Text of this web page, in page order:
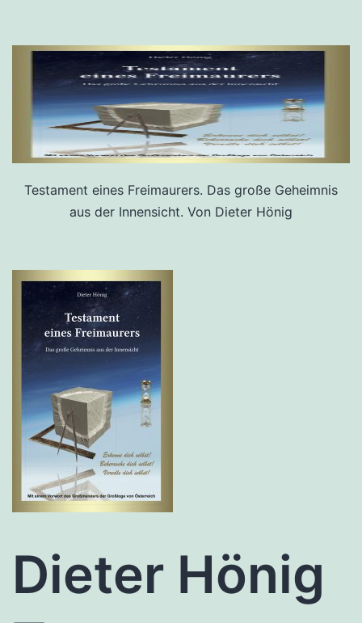
Testament eines Freimaurers. Das große Geheimnis
aus der Innensicht. Von Dieter Hönig
Dieter Hönig